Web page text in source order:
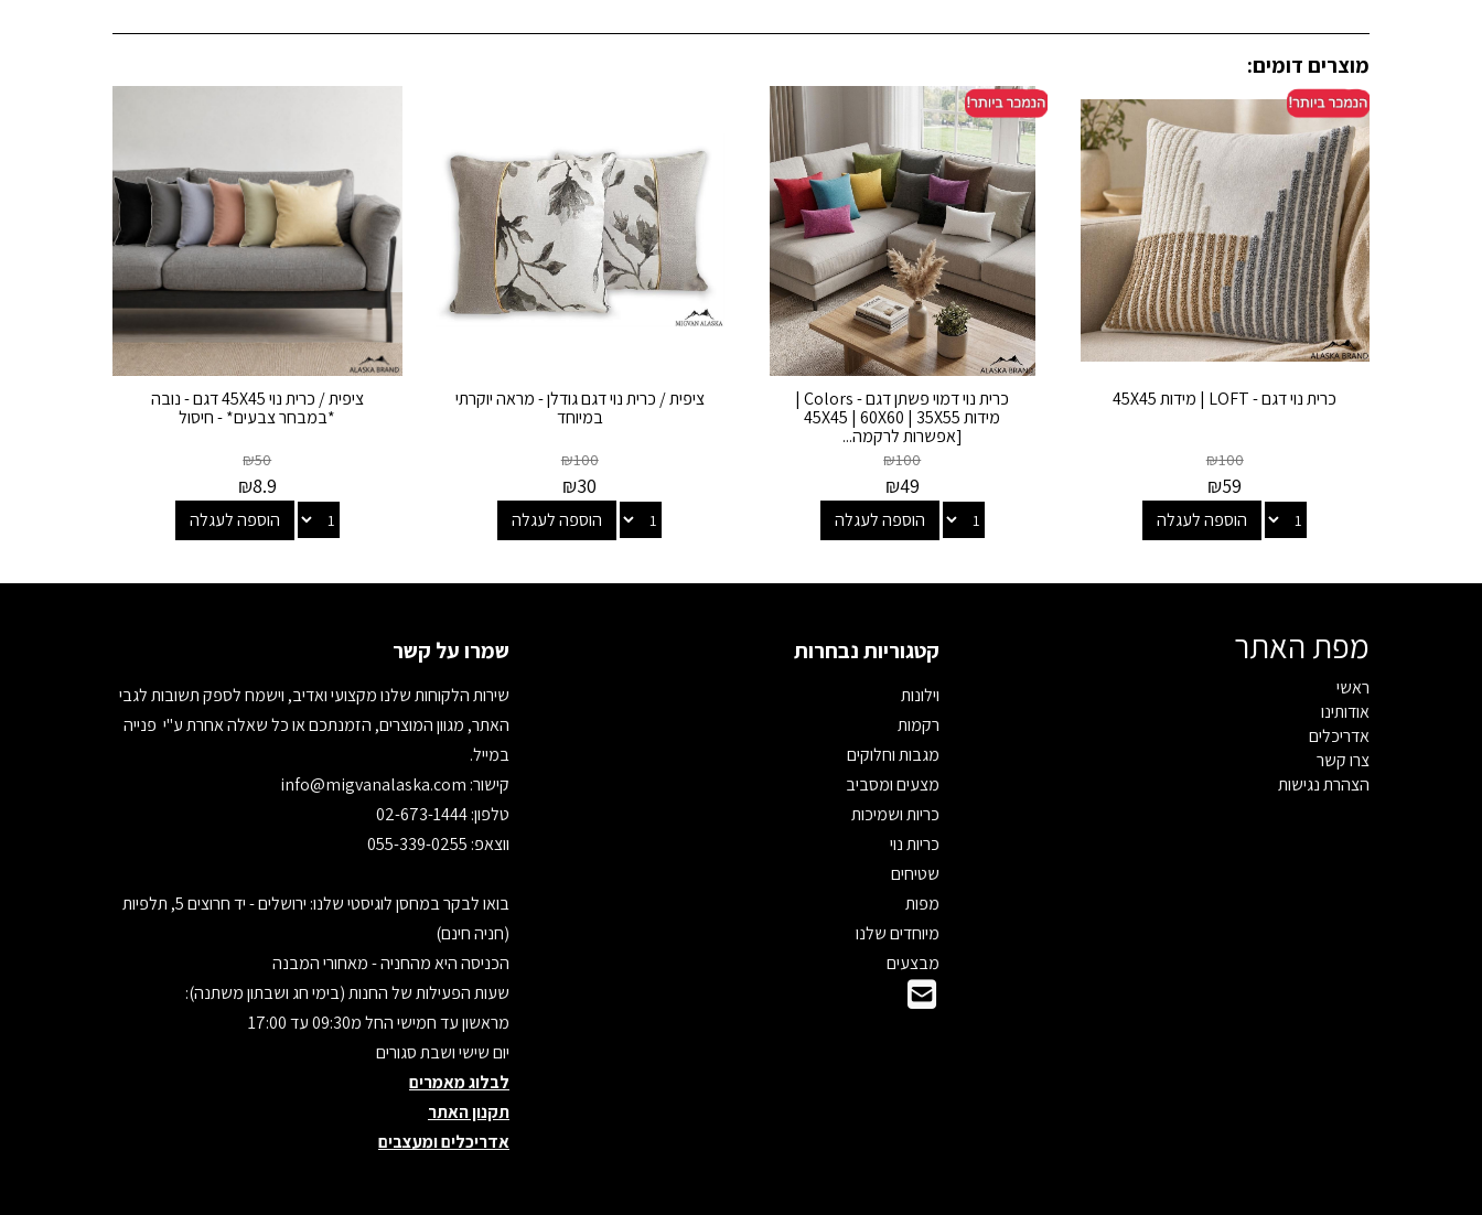
מוצרים דומים:
כרית נוי דגם - LOFT | מידות 45X45
₪100
₪59
הוספה לעגלה
כרית נוי דמוי פשתן דגם - Colors |
מידות 45X45 | 60X60 | 35X55
[אפשרות לרקמה...
₪100
₪49
הוספה לעגלה
ציפית / כרית נוי דגם גודלן - מראה יוקרתי
במיוחד
₪100
₪30
הוספה לעגלה
ציפית / כרית נוי 45X45 דגם - נובה
*במבחר צבעים* - חיסול
₪50
₪8.9
הוספה לעגלה
מפת האתר
ראשי
אודותינו
אדריכלים
צרו קשר
הצהרת נגישות
קטגוריות נבחרות
וילונות
רקמות
מגבות וחלוקים
מצעים ומסביב
כריות ושמיכות
כריות נוי
שטיחים
מפות
מיוחדים שלנו
מבצעים
שמרו על קשר
שירות הלקוחות שלנו מקצועי ואדיב, וישמח לספק תשובות לגבי
האתר, מגוון המוצרים, הזמנתכם או כל שאלה אחרת ע"י פנייה
במייל.
קישור:
טלפון: 02-673-1444
ווצאפ: 055-339-0255
בואו לבקר במחסן לוגיסטי שלנו: ירושלים - יד חרוצים 5, תלפיות
(חניה חינם)
הכניסה היא מהחניה - מאחורי המבנה
שעות הפעילות של החנות (בימי חג ושבתון משתנה):
מראשון עד חמישי החל מ09:30 עד 17:00
יום שישי ושבת סגורים
לבלוג מאמרים
תקנון האתר
אדריכלים ומעצבים